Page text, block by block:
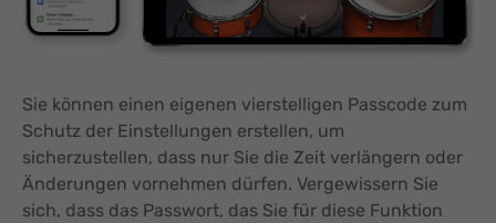
Sie können einen eigenen vierstelligen Passcode zum
Schutz der Einstellungen erstellen, um
sicherzustellen, dass nur Sie die Zeit verlängern oder
Änderungen vornehmen dürfen. Vergewissern Sie
sich, dass das Passwort, das Sie für diese Funktion